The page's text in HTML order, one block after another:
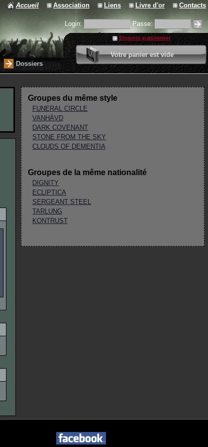
Accueil Association Liens Livre d'or Contacts
Login: Passe:
S'inscrire gratuitement
Votre panier est vide
0 article
Valider votre panier
Dossiers
Groupes du même style
FUNERAL CIRCLE
VANHÄVD
DARK COVENANT
STONE FROM THE SKY
CLOUDS OF DEMENTIA
Groupes de la même nationalité
DIGNITY
ECLIPTICA
SERGEANT STEEL
TARLUNG
KONTRUST